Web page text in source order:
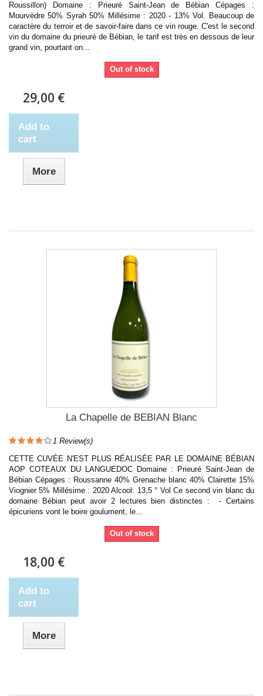
Roussillon) Domaine : Prieuré Saint-Jean de Bébian Cépages :
Mourvèdre 50% Syrah 50% Millésime : 2020 - 13% Vol. Beaucoup de
caractère du terroir et de savoir-faire dans ce vin rouge. C'est le second
vin du domaine du prieuré de Bébian, le tarif est très en dessous de leur
grand vin, pourtant on...
Out of stock
29,00 €
Add to
cart
More
La Chapelle de BEBIAN Blanc
1 Review(s)
CETTE CUVÉE N'EST PLUS RÉALISÉE PAR LE DOMAINE BÉBIAN
AOP COTEAUX DU LANGUEDOC Domaine : Prieuré Saint-Jean de
Bébian Cépages : Roussanne 40% Grenache blanc 40% Clairette 15%
Viognier 5% Millésime : 2020 Alcool: 13,5 ° Vol Ce second vin blanc du
domaine Bébian peut avoir 2 lectures bien distinctes : - Certains
épicuriens vont le boire goulument, le...
Out of stock
18,00 €
Add to
cart
More